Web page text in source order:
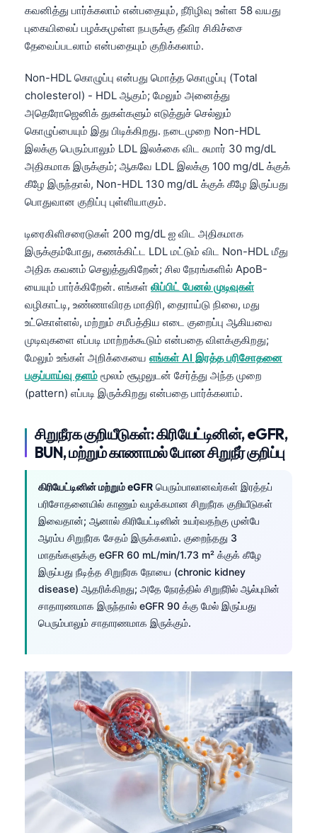
கவனித்து பார்க்கலாம் என்பதையும், நீரிழிவு உள்ள 58 வயது
புகையிலைப் பழக்கமுள்ள நபருக்கு தீவிர சிகிச்சை
தேவைப்படலாம் என்பதையும் குறிக்கலாம்.
Non-HDL கொழுப்பு என்பது மொத்த கொழுப்பு (Total
cholesterol) - HDL ஆகும்; மேலும் அனைத்து
அதெரோஜெனிக் துகள்களும் எடுத்துச் செல்லும்
கொழுப்பையும் இது பிடிக்கிறது. நடைமுறை Non-HDL
இலக்கு பெரும்பாலும் LDL இலக்கை விட சுமார் 30 mg/dL
அதிகமாக இருக்கும்; ஆகவே LDL இலக்கு 100 mg/dL க்குக்
கீழே இருந்தால், Non-HDL 130 mg/dL க்குக் கீழே இருப்பது
பொதுவான குறிப்பு புள்ளியாகும்.
டிரைகிளிசரைடுகள் 200 mg/dL ஐ விட அதிகமாக
இருக்கும்போது, கணக்கிட்ட LDL மட்டும் விட Non-HDL மீது
அதிக கவனம் செலுத்துகிறேன்; சில நேரங்களில் ApoB-
யையும் பார்க்கிறேன். எங்கள் லிப்பிட் பேனல் முடிவுகள்
வழிகாட்டி, உண்ணாவிரத மாதிரி, தைராய்டு நிலை, மது
உட்கொள்ளல், மற்றும் சமீபத்திய எடை குறைப்பு ஆகியவை
முடிவுகளை எப்படி மாற்றக்கூடும் என்பதை விளக்குகிறது;
மேலும் உங்கள் அறிக்கையை எங்கள் AI இரத்த பரிசோதனை
பகுப்பாய்வு தளம் மூலம் சூழலுடன் சேர்த்து அந்த முறை
(pattern) எப்படி இருக்கிறது என்பதை பார்க்கலாம்.
சிறுநீரக குறியீடுகள்: கிரியேட்டினின், eGFR,
BUN, மற்றும் காணாமல் போன சிறுநீர் குறிப்பு
கிரியேட்டினின் மற்றும் eGFR பெரும்பாலானவர்கள் இரத்தப்
பரிசோதனையில் காணும் வழக்கமான சிறுநீரக குறியீடுகள்
இவைதான்; ஆனால் கிரியேட்டினின் உயர்வதற்கு முன்பே
ஆரம்ப சிறுநீரக சேதம் இருக்கலாம். குறைந்தது 3
மாதங்களுக்கு eGFR 60 mL/min/1.73 m² க்குக் கீழே
இருப்பது நீடித்த சிறுநீரக நோயை (chronic kidney
disease) ஆதரிக்கிறது; அதே நேரத்தில் சிறுநீரில் ஆல்புமின்
சாதாரணமாக இருந்தால் eGFR 90 க்கு மேல் இருப்பது
பெரும்பாலும் சாதாரணமாக இருக்கும்.
Svenska
Bosanski
Azərbaycan dili
Eesti
日本語
Čeština
ქართული
Polski
한국어
Slovenščina
Magyar
Shqip
मराठी
తెలుగు
ಕನ್ನಡ
മലയാളം
Bahasa Melayu
Tiếng Việt
Tagalog
ဗမာစာ
Kiswahili
አማርኛ
Українська
O‘zbekcha
Català
Қазақ тілі
Hrvatski
Slovenčina